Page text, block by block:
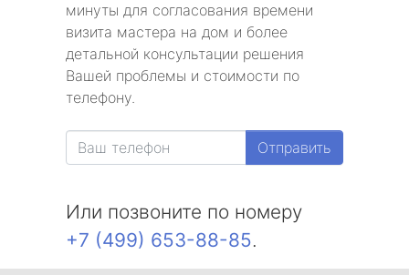
минуты для согласования времени
визита мастера на дом и более
детальной консультации решения
Вашей проблемы и стоимости по
телефону.
Отправить
Или позвоните по номеру
+7 (499) 653-88-85.